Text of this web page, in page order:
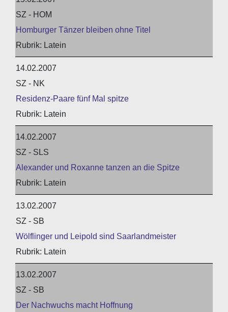
SZ - HOM
Homburger Tänzer bleiben ohne Titel
Latein
14.02.2007
SZ - NK
Residenz-Paare fünf Mal spitze
Latein
14.02.2007
SZ - SLS
Alexander und Roxanne tanzen an die Spitze
Latein
13.02.2007
SZ - SB
Wölflinger und Leipold sind Saarlandmeister
Latein
13.02.2007
SZ - SB
Der Nachwuchs macht Hoffnung